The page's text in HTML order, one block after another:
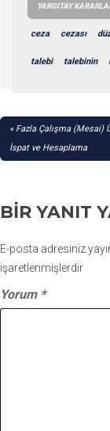
YARGITAY
ceza cezası
talebi talebinin
YAZI
GEZINMESI
Fazla Çalışma (Mesai)
İspat ve Hesaplama
BIR YANIT
E-posta adresiniz
işaretlenmişlerdir
Yorum *